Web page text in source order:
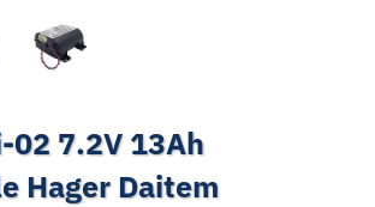
02 7.2V 13Ah
Hager Daitem